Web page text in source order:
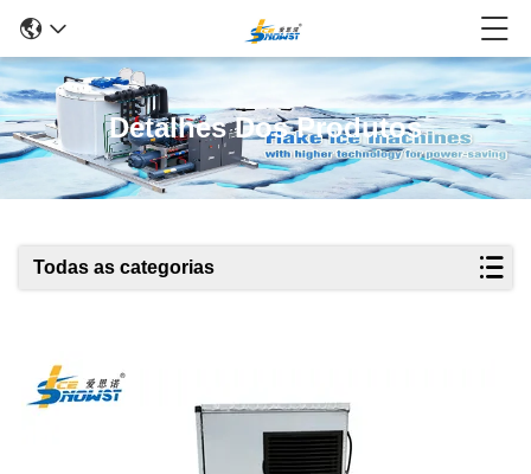
Detalhes Dos Produtos
Todas as categorias